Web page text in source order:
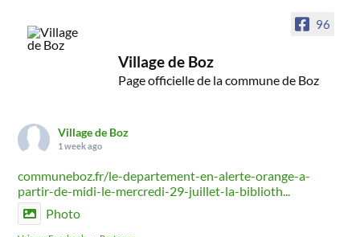
96
Village de Boz
Page officielle de la commune de Boz
Village de Boz
1 week ago
communeboz.fr/le-departement-en-alerte-orange-a-
partir-de-midi-le-mercredi-29-juillet-la-biblioth...
Photo